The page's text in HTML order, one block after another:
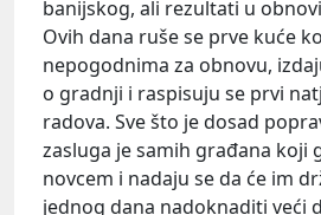
banijskog, ali rezultati u
Ovih dana ruše se prve kuće
nepogodnima za obnovu,
o gradnji i raspisuju se prvi
radova. Sve što je dosad
zasluga je samih građana koji
novcem i nadaju se da će im
jednog dana nadoknaditi veći